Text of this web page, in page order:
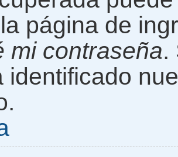
página de
mi contraseña.
identificado